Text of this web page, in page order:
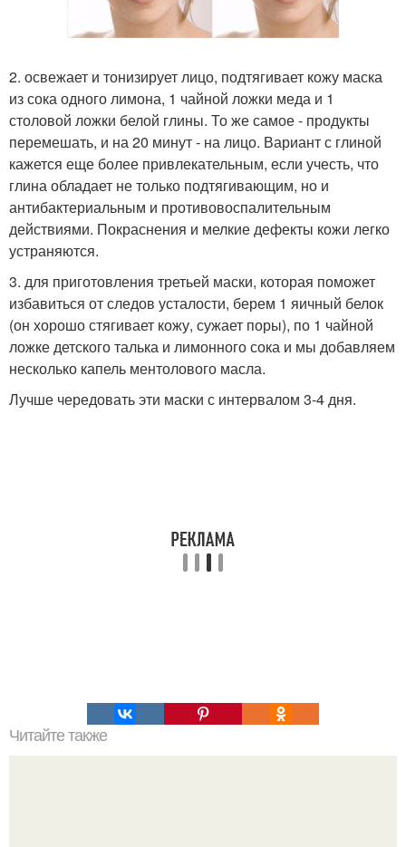
2. освежает и тонизирует лицо, подтягивает кожу маска
из сока одного лимона, 1 чайной ложки меда и 1
столовой ложки белой глины. То же самое - продукты
перемешать, и на 20 минут - на лицо. Вариант с глиной
кажется еще более привлекательным, если учесть, что
глина обладает не только подтягивающим, но и
антибактериальным и противовоспалительным
действиями. Покраснения и мелкие дефекты кожи легко
устраняются.
3. для приготовления третьей маски, которая поможет
избавиться от следов усталости, берем 1 яичный белок
(он хорошо стягивает кожу, сужает поры), по 1 чайной
ложке детского талька и лимонного сока и мы добавляем
несколько капель ментолового масла.
Лучше чередовать эти маски с интервалом 3-4 дня.
Читайте также